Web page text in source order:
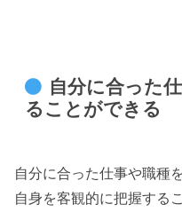
自分に合った
ることができる
自分に合った仕事や職種
自身を客観的に把握する